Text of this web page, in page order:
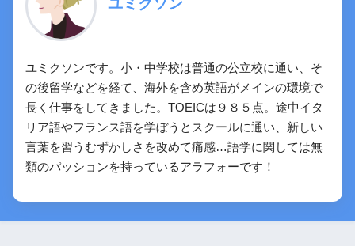
ユミクソンです。小・中学校は普通の公立校に通い、そ
の後留学などを経て、海外を含め英語がメインの環境で
長く仕事をしてきました。TOEICは９８５点。途中イタ
リア語やフランス語を学ぼうとスクールに通い、新しい
言葉を習うむずかしさを改めて痛感…語学に関しては無
類のパッションを持っているアラフォーです！